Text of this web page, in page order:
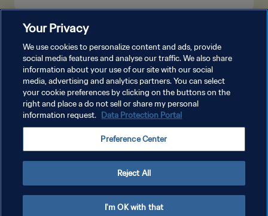
개인정보 보호정책
쿠키 기본 설정 관리
Copyright © 1994 - 2026 FIFA. All rights reserved.
Your Privacy
We use cookies to personalize content and ads, provide
social media features and analyse our traffic. We also share
information about your use of our site with our social
media, advertising and analytics partners. You can select
your cookie preferences by clicking on the buttons on the
right and place a do not sell or share my personal
information request. Data Protection Portal
Preference Center
Reject All
I'm OK with that